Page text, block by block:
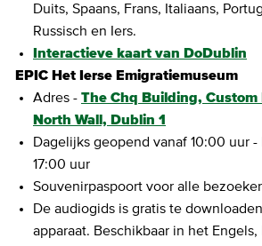
Duits, Spaans, Frans, Italiaans,
Russisch en Iers.
Interactieve kaart van DoDublin
EPIC Het Ierse Emigratiemuseum
Adres - The Chq Building, Custom
North Wall, Dublin 1
Dagelijks geopend vanaf 10:00 uur
17:00 uur
Souvenirpaspoort voor alle
De audiogids is gratis te
apparaat. Beschikbaar in het Engels,